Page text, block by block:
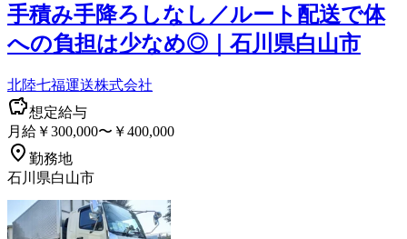
手積み手降ろしなし／ルート配送で体
への負担は少なめ◎｜石川県白山市
北陸七福運送株式会社
想定給与
月給￥300,000〜￥400,000
勤務地
石川県白山市